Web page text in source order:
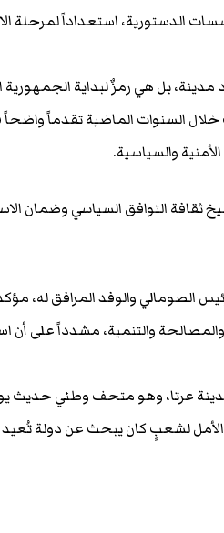
الدستورية، استعداداً لمرحلة
بل هي رمزٌ لبداية الجمهورية
خلال السنوات الماضية تقدماً واضحاً
والسياسية.
التوافق السياسي وضمان
الصومالي والوفد المرافق له،
والتنمية، مشدداً على أن
عرتا، وهو متحف وطني حديث
لشعبٍ كان يبحث عن دولة تُعيد